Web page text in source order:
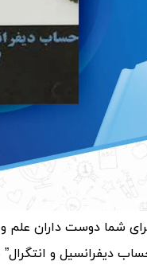
شما دوست داران علم
دیفرانسیل و